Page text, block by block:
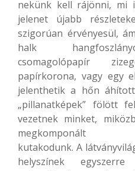
nekünk kell rájönni, mi
jelenet újabb
szigorúan érvényesül,
halk
csomagolópapír
papírkorona, vagy egy
jelenthetik a hőn
„pillanatképek” fölött
vezetnek minket,
megkomponált
kutakodunk. A
helyszínek